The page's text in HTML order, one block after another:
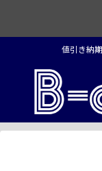
値引き納